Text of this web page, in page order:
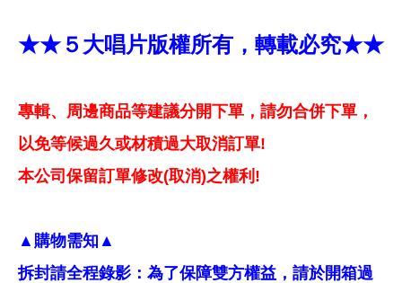
★★５大唱片版權所有，轉載必究★★
專輯、周邊商品等建議分開下單，請勿合併下單，
以免等候過久或材積過大取消訂單!
本公司保留訂單修改(取消)之權利!
▲購物需知▲
拆封請全程錄影：為了保障雙方權益，請於開箱過